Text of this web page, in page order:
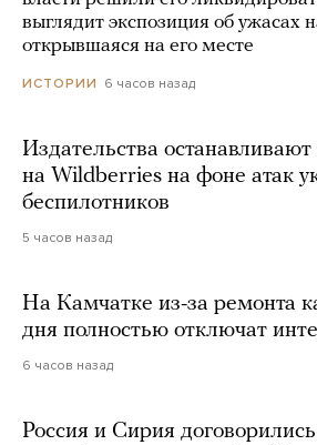
выглядит экспозиция об ужасах
открывшаяся на его месте
ИСТОРИИ 6 часов назад
Издательства останавливают
на Wildberries на фоне атак
беспилотников
5 часов назад
На Камчатке из-за ремонта
дня полностью отключат
6 часов назад
Россия и Сирия